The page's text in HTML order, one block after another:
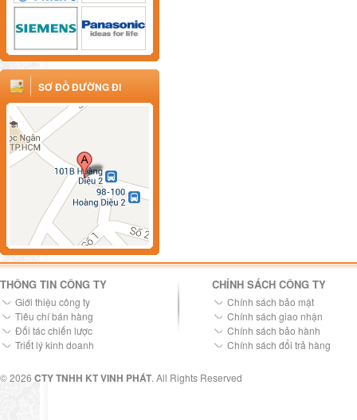
SƠ ĐỒ ĐƯỜNG ĐI
THÔNG TIN CÔNG TY
Giới thiệu công ty
Tiêu chí bán hàng
Đối tác chiến lược
Triết lý kinh doanh
CHÍNH SÁCH CÔNG TY
Chính sách bảo mật
Chính sách giao nhận
Chính sách bảo hành
Chính sách đổi trả hàng
© 2026 CTY TNHH KT VINH PHÁT. All Rights Reserved